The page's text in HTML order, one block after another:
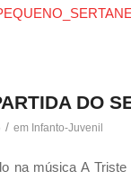
DO
/ em Infanto-Juvenil
na música A